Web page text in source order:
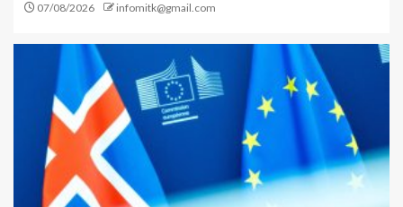
07/08/2026 infomitk@gmail.com